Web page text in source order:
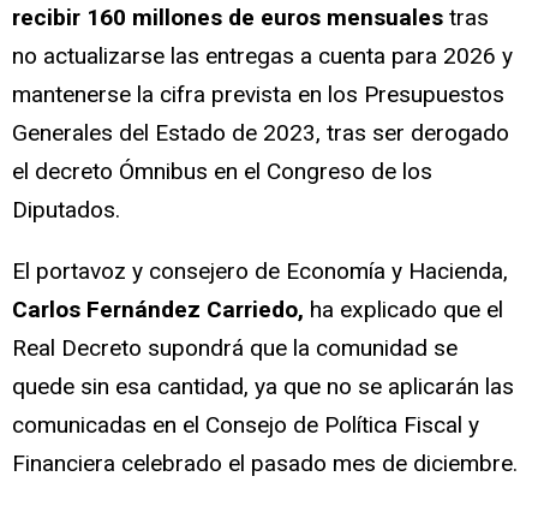
recibir 160 millones de euros mensuales tras
no actualizarse las entregas a cuenta para 2026 y
mantenerse la cifra prevista en los Presupuestos
Generales del Estado de 2023, tras ser derogado
el decreto Ómnibus en el Congreso de los
Diputados.
El portavoz y consejero de Economía y Hacienda,
Carlos Fernández Carriedo, ha explicado que el
Real Decreto supondrá que la comunidad se
quede sin esa cantidad, ya que no se aplicarán las
comunicadas en el Consejo de Política Fiscal y
Financiera celebrado el pasado mes de diciembre.